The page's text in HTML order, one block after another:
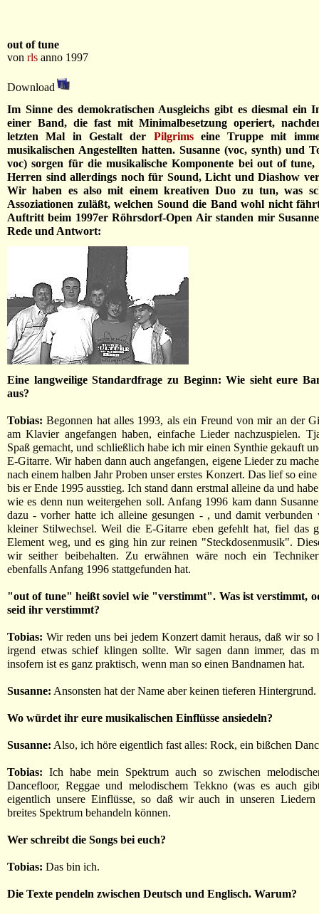
out of tune
von rls anno 1997
Download
Im Sinne des demokratischen Ausgleichs gibt es diesmal ein
einer Band, die fast mit Minimalbesetzung operiert,
letzten Mal in Gestalt der Pilgrimseine Truppe mit
musikalischen Angestellten hatten. Susanne (voc, synth) und
voc) sorgen für die musikalische Komponente bei out of
Herren sind allerdings noch für Sound, Licht und Diashow
Wir haben es also mit einem kreativen Duo zu tun, was
Assoziationen zuläßt, welchen Sound die Band wohl nicht
Auftritt beim 1997er Röhrsdorf-Open Air standen mir
Rede und Antwort:
Eine langweilige Standardfrage zu Beginn: Wie sieht eure
aus?
Tobias: Begonnen hat alles 1993, als ein Freund von mir an der
am Klavier angefangen haben, einfache Lieder nachzuspielen.
Spaß gemacht, und schließlich habe ich mir einen Synthie gekauft
E-Gitarre. Wir haben dann auch angefangen, eigene Lieder zu
nach einem halben Jahr Proben unser erstes Konzert. Das lief so
bis er Ende 1995 ausstieg. Ich stand dann erstmal alleine da und
wie es denn nun weitergehen soll. Anfang 1996 kam dann
dazu - vorher hatte ich alleine gesungen - , und damit verbunden
kleiner Stilwechsel. Weil die E-Gitarre eben gefehlt hat, fiel das
Element weg, und es ging hin zur reinen "Steckdosenmusik".
wir seither beibehalten. Zu erwähnen wäre noch ein
ebenfalls Anfang 1996 stattgefunden hat.
"out of tune" heißt soviel wie "verstimmt". Was ist verstimmt,
seid ihr verstimmt?
Tobias: Wir reden uns bei jedem Konzert damit heraus, daß wir so
irgend etwas schief klingen sollte. Wir sagen dann immer, das
insofern ist es ganz praktisch, wenn man so einen Bandnamen hat.
Susanne: Ansonsten hat der Name aber keinen tieferen Hintergrund.
Wo würdet ihr eure musikalischen Einflüsse ansiedeln?
Susanne: Also, ich höre eigentlich fast alles: Rock, ein bißchen
Tobias: Ich habe mein Spektrum auch so zwischen
Dancefloor, Reggae und melodischem Tekkno (was es auch
eigentlich unsere Einflüsse, so daß wir auch in unseren
breites Spektrum behandeln können.
Wer schreibt die Songs bei euch?
Tobias: Das bin ich.
Die Texte pendeln zwischen Deutsch und Englisch. Warum?